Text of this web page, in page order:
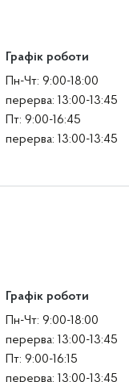
Графік роботи
Пн-Чт: 9:00-18:00
перерва: 13:00-13:45
Пт: 9:00-16:45
перерва: 13:00-13:45
Графік роботи
Пн-Чт: 9:00-18:00
перерва: 13:00-13:45
Пт: 9:00-16:15
перерва: 13:00-13:45